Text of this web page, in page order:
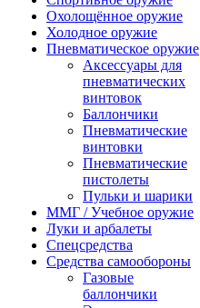
Охолощённое оружие
Холодное оружие
Пневматическое оружие
Аксессуары для
пневматических
винтовок
Баллончики
Пневматические
винтовки
Пневматические
пистолеты
Пульки и шарики
ММГ / Учебное оружие
Луки и арбалеты
Спецсредства
Средства самообороны
Газовые
баллончики